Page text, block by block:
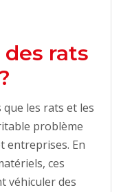
rats
les rats et les
problème
entreprises. En
ces
véhiculer des